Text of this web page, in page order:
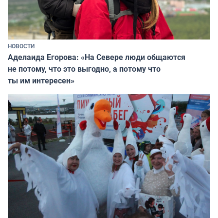
НОВОСТИ
Аделаида Егорова: «На Севере люди общаются
не потому, что это выгодно, а потому что
ты им интересен»